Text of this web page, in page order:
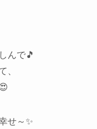
んで🎵
、
せ～✨